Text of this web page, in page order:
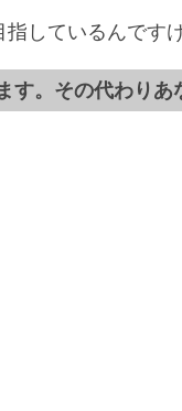
しているんです
す。その代わり